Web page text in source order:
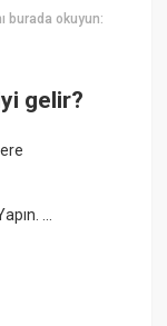
burada okuyun:
gelir?
...